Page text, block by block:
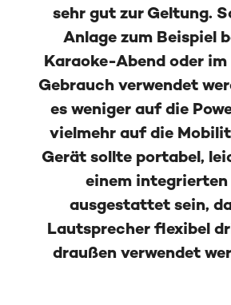
sehr gut zur Geltung.
Anlage zum Beispiel
Karaoke-Abend oder
Gebrauch verwendet
es weniger auf die
vielmehr auf die
Gerät sollte portabel,
einem
ausgestattet sein,
Lautsprecher flexibel
draußen verwendet